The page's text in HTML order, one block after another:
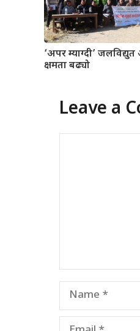
‘अपर म्याग्दी’
क्षमता बढ्यो
Leave a
Name
Email